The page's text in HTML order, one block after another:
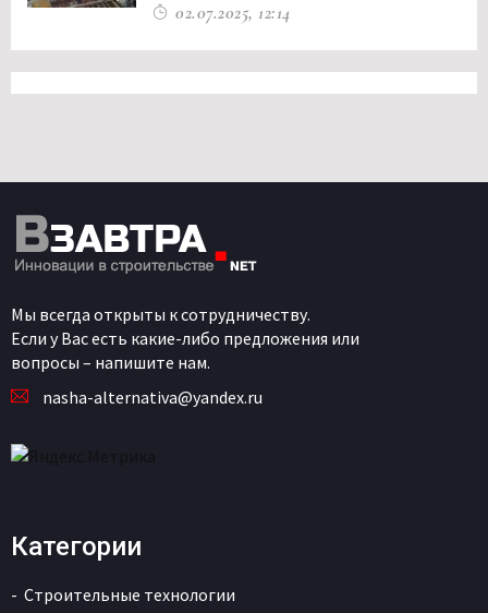
02.07.2025, 12:14
Мы всегда открыты к сотрудничеству.
Если у Вас есть какие-либо предложения или
вопросы – напишите нам.
nasha-alternativa@yandex.ru
Категории
Строительные технологии